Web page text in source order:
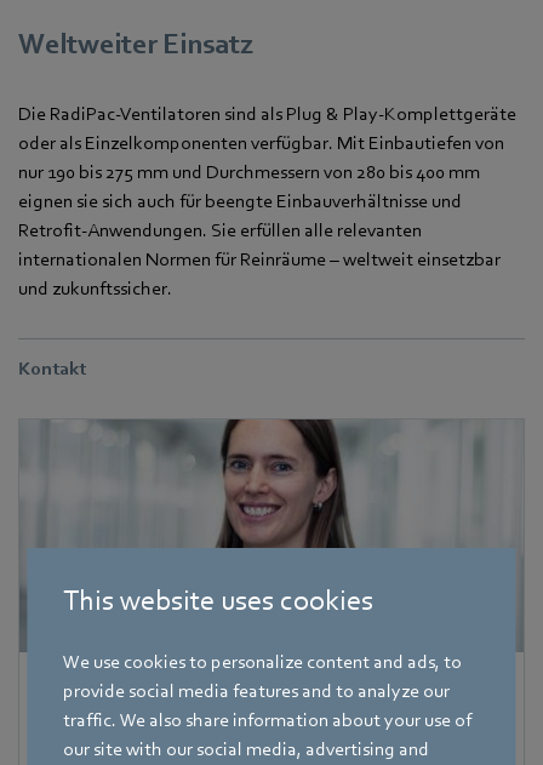
This website uses cookies
We use cookies to personalize content and ads, to
provide social media features and to analyze our
traffic. We also share information about your use of
our site with our social media, advertising and
Weltweiter Einsatz
Die RadiPac-Ventilatoren sind als Plug & Play-Komplettgeräte
oder als Einzelkomponenten verfügbar. Mit Einbautiefen von
nur 190 bis 275 mm und Durchmessern von 280 bis 400 mm
eignen sie sich auch für beengte Einbauverhältnisse und
Retrofit-Anwendungen. Sie erfüllen alle relevanten
internationalen Normen für Reinräume – weltweit einsetzbar
und zukunftssicher.
Kontakt
Corinna Schittenhelm
Referentin Fachpresse